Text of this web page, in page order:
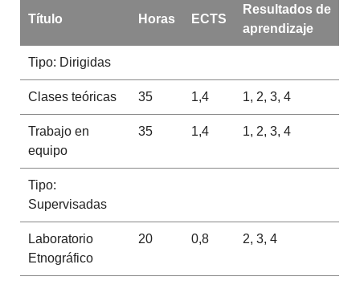
Título Horas ECTS
Resultados de
aprendizaje
Tipo: Dirigidas
Clases teóricas 35 1,4 1, 2, 3, 4
Trabajo en
equipo
35 1,4 1, 2, 3, 4
Tipo:
Supervisadas
Laboratorio
Etnográfico
20 0,8 2, 3, 4